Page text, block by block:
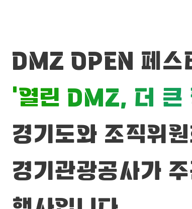
DMZ OPEN 페
‘열린 DMZ, 더 큰
경기도와 조직위
경기관광공사가